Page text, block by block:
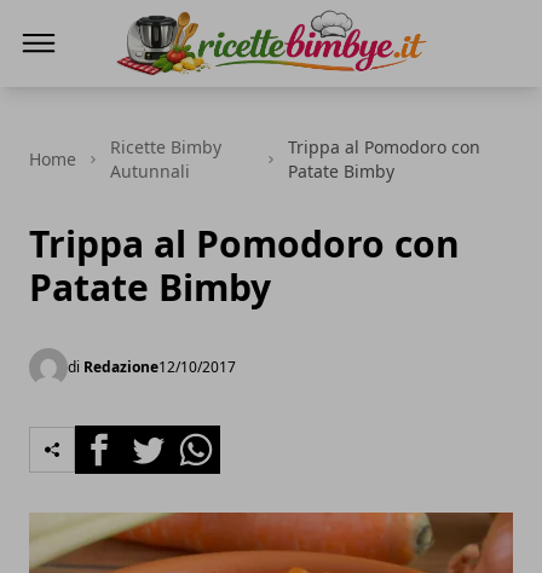
Home
Ricette Bimby
Autunnali
Trippa al Pomodoro con
Patate Bimby
Trippa al Pomodoro con
Patate Bimby
di Redazione12/10/2017
FacebookTwitterWhatsapp